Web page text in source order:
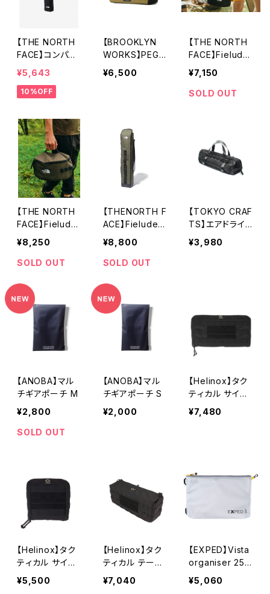
【THE NORTH
FACE】コンパク
トカメラバッグ
¥5,643
10%OFF
【BROOKLYN
WORKS】PEG
BAG
¥6,500
【THE NORTH
FACE】Fielude
ns® Dish Case
¥7,150
SOLD OUT
【THE NORTH
FACE】Fielude
ns® Dish Case
¥8,250
SOLD OUT
【THENORTH F
ACE】Fieluden
s® Pole Case
ニュートープグ
リーン
¥8,800
SOLD OUT
【TOKYO CRAF
TS】エアドライ
ペグケース
¥3,980
【ANOBA】マル
チギアポーチ M
¥2,800
SOLD OUT
【ANOBA】マル
チギアポーチ S
¥2,000
【Helinox】タク
ティカル サイド
ストレージ スリ
ムS
¥7,480
【Helinox】タク
ティカル サイド
ストレージ スリ
ムXS
¥5,500
【Helinox】タク
ティカル テーブ
ルサイドストレー
ジ Sサイズ
¥7,040
【EXPED】Vista
organiser 25v
er. A4
¥5,060